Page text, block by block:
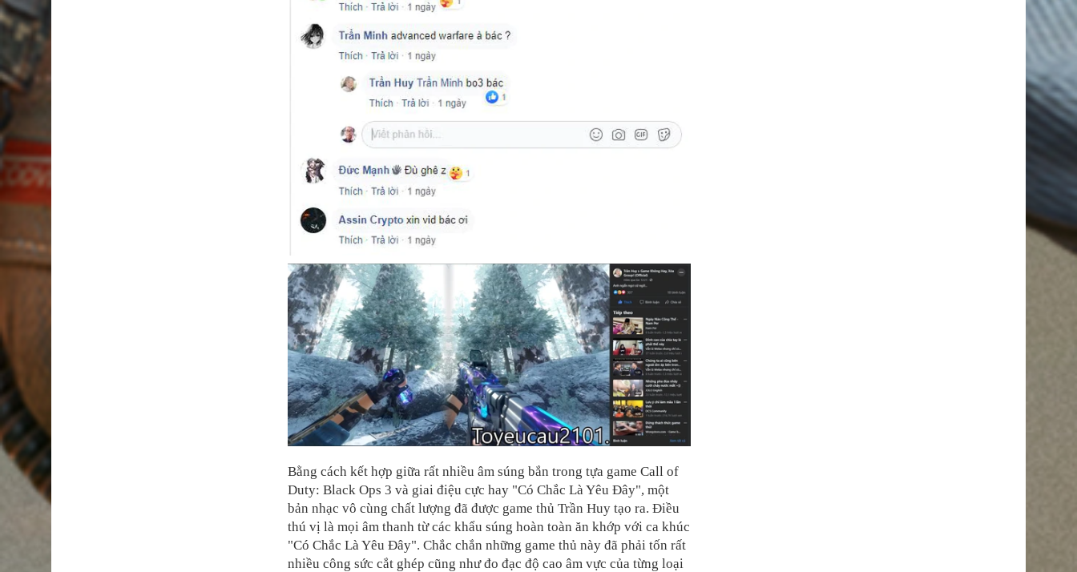
Bằng cách kết hợp giữa rất nhiều âm súng bắn trong tựa game Call of
Duty: Black Ops 3 và giai điệu cực hay "Có Chắc Là Yêu Đây", một
bản nhạc vô cùng chất lượng đã được game thủ ‎Trần Huy tạo ra. Điều
thú vị là mọi âm thanh từ các khẩu súng hoàn toàn ăn khớp với ca khúc
"Có Chắc Là Yêu Đây". Chắc chắn những game thủ này đã phải tốn rất
nhiều công sức cắt ghép cũng như đo đạc độ cao âm vực của từng loại